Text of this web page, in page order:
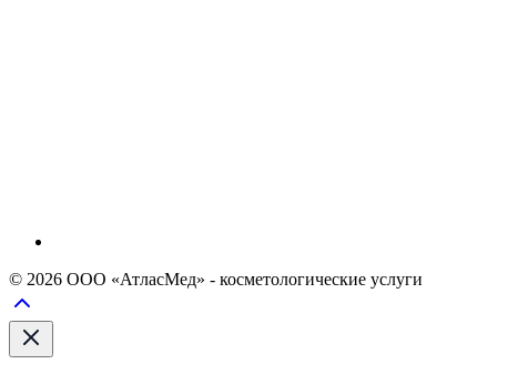
© 2026 ООО «АтласМед» - косметологические услуги